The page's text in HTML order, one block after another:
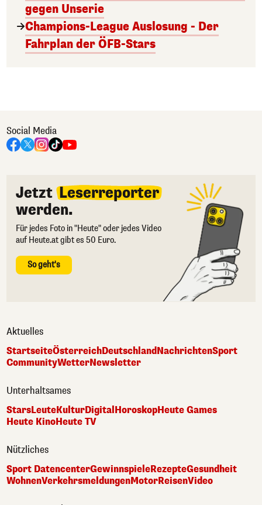
gegen Unserie
Champions-League Auslosung - Der
Fahrplan der ÖFB-Stars
Social Media
Jetzt Leserreporter
werden.
Für jedes Foto in "Heute" oder jedes Video
auf Heute.at gibt es 50 Euro.
So geht's
Aktuelles
StartseiteÖsterreichDeutschlandNachrichtenSport
CommunityWetterNewsletter
Unterhaltsames
StarsLeuteKulturDigital HoroskopHeute Games
Heute KinoHeute TV
Nützliches
Sport DatencenterGewinnspieleRezepteGesundheit
WohnenVerkehrsmeldungenMotorReisenVideo